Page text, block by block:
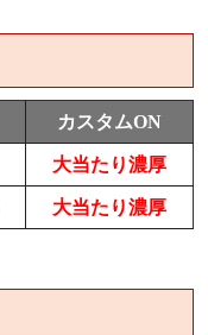
カスタムON
大当たり濃厚
大当たり濃厚